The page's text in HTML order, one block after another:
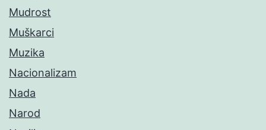
Mudrost
Muškarci
Muzika
Nacionalizam
Nada
Narod